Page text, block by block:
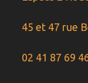
45 et 47 rue
02 41 87 69